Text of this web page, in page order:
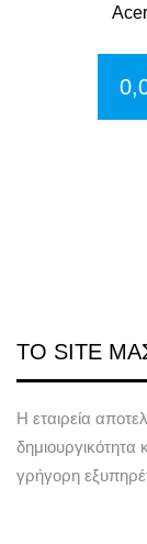
ΤΟ SITE
Η εταιρεία
γρήγορη